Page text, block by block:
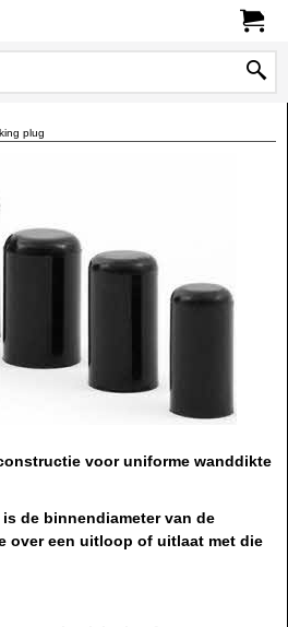
plug
voor uniforme wanddikte
de binnendiameter van de
over een uitloop of uitlaat met die